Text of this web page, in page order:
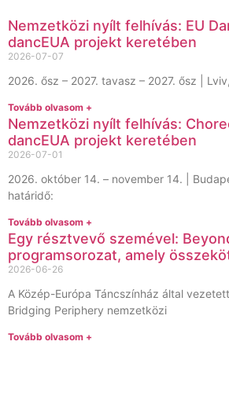
Nemzetközi nyílt felhívás: EU
dancEUA projekt keretében
2026-07-07
2026. ősz – 2027. tavasz – 2027. ősz | Lviv,
Tovább olvasom +
Nemzetközi nyílt felhívás:
dancEUA projekt keretében
2026-07-01
2026. október 14. – november 14. |
határidő:
Tovább olvasom +
Egy résztvevő szemével:
programsorozat, amely
2026-06-26
A Közép-Európa Táncszínház által
Bridging Periphery nemzetközi
Tovább olvasom +